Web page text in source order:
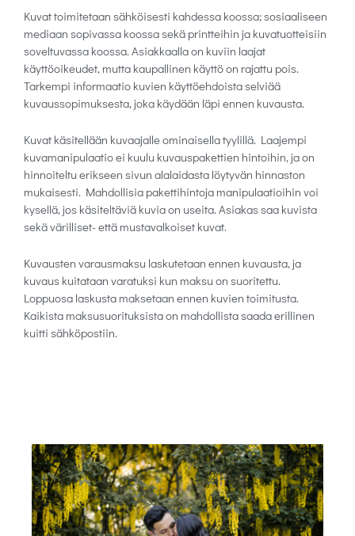
Kuvat toimitetaan sähköisesti kahdessa koossa; sosiaaliseen
mediaan sopivassa koossa sekä printteihin ja kuvatuotteisiin
soveltuvassa koossa. Asiakkaalla on kuviin laajat
käyttöoikeudet, mutta kaupallinen käyttö on rajattu pois.
Tarkempi informaatio kuvien käyttöehdoista selviää
kuvaussopimuksesta, joka käydään läpi ennen kuvausta.
Kuvat käsitellään kuvaajalle ominaisella tyylillä. Laajempi
kuvamanipulaatio ei kuulu kuvauspakettien hintoihin, ja on
hinnoiteltu erikseen sivun alalaidasta löytyvän hinnaston
mukaisesti. Mahdollisia pakettihintoja manipulaatioihin voi
kysellä, jos käsiteltäviä kuvia on useita. Asiakas saa kuvista
sekä värilliset- että mustavalkoiset kuvat.
Kuvausten varausmaksu laskutetaan ennen kuvausta, ja
kuvaus kuitataan varatuksi kun maksu on suoritettu.
Loppuosa laskusta maksetaan ennen kuvien toimitusta.
Kaikista maksusuorituksista on mahdollista saada erillinen
kuitti sähköpostiin.